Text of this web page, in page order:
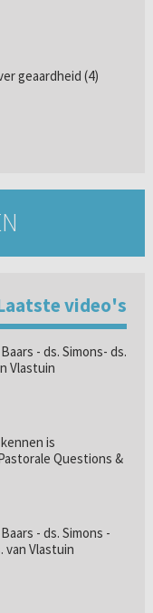
geaardheid (4)
video's
- ds. Simons- ds.
Vlastuin
is
Questions &
- ds. Simons -
van Vlastuin